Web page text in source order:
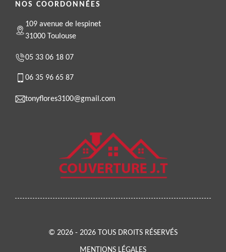
NOS COORDONNÉES
109 avenue de lespinet
31000 Toulouse
05 33 06 18 07
06 35 96 65 87
tonyflores3100@gmail.com
© 2026 - 2026 TOUS DROITS RÉSERVÉS
MENTIONS LÉGALES